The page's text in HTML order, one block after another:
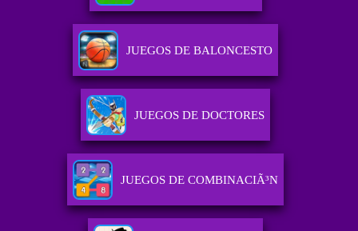
JUEGOS DE BALONCESTO
JUEGOS DE DOCTORES
JUEGOS DE COMBINACIÃ³N